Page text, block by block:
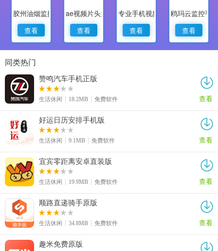
胶州油烟监控
查看
ae视频片头大师
查看
专业手机视频监控
查看
鸥玛云监控平
查看
同类热门
赞鸣汽车手机正版
生活休闲 18.2MB 免费软件 查看
好运日历安排手机版
生活休闲 9.1MB 免费软件 查看
宜宾零距离安卓直装版
生活休闲 19.9MB 免费软件 查看
顺路直递骑手原版
生活休闲 34.8MB 免费软件 查看
趣米免费原版